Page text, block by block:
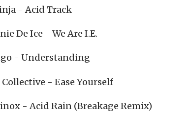
- Acid Track
De Ice - We Are I.E.
- Understanding
Collective - Ease Yourself
- Acid Rain (Breakage Remix)